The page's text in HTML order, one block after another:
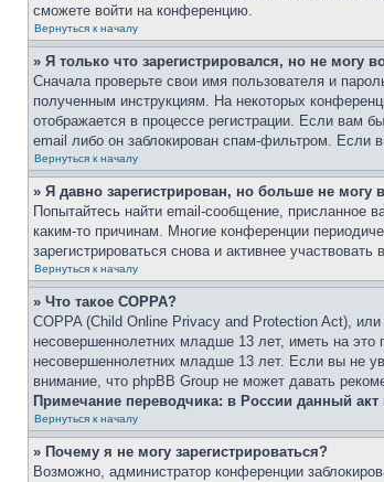
сможете войти на конференцию.
Вернуться к началу
» Я только что зарегистрировался, но не могу
Сначала проверьте свои имя пользователя и
полученным инструкциям. На некоторых
отображается в процессе регистрации. Если вам
email либо он заблокирован спам-фильтром. Если
Вернуться к началу
» Я давно зарегистрирован, но больше не могу
Попытайтесь найти email-сообщение, присланное
каким-то причинам. Многие конференции
зарегистрироваться снова и активнее участвовать
Вернуться к началу
» Что такое COPPA?
COPPA (Child Online Privacy and Protection Act),
несовершеннолетних младше 13 лет, иметь на это
несовершеннолетних младше 13 лет. Если вы не
внимание, что phpBB Group не может давать
Примечание переводчика: в России данный
Вернуться к началу
» Почему я не могу зарегистрироваться?
Возможно, администратор конференции